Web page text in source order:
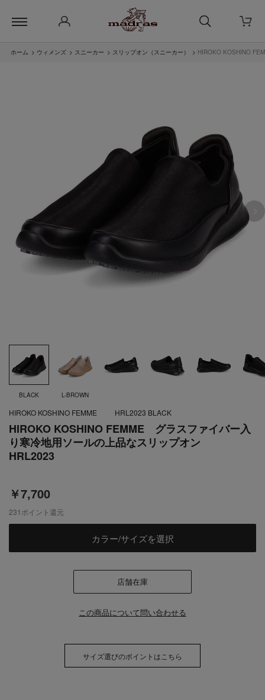
ホーム > ウィメンズ > スニーカー > スリップオン（スニーカー） > HIROKO KOSHINO
BLACK L-BROWN
HIROKO KOSHINO FEMME グラスファイバー入
り寒冷地用ソールの上品なスリップオン
HRL2023
￥7,700
HIROKO KOSHINO FEMME HRL2023 BLACK
231 ポイント還元
カラー/サイズを選択
店舗在庫
この商品について問い合わせる
サイズ選びのポイントはこちら